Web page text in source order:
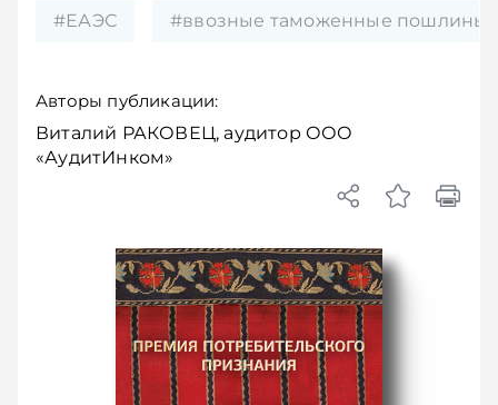
#ЕАЭС #ввозные таможенные пошлины
Авторы публикации:
Виталий РАКОВЕЦ, аудитор ООО
«АудитИнком»